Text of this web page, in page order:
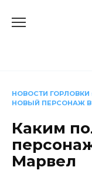
НОВОСТИ ГОРЛОВКИ
НОВЫЙ ПЕРСОНАЖ
Каким
Марвел